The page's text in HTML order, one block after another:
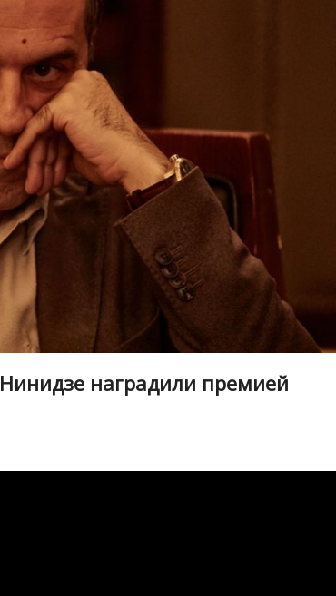
наградили премией